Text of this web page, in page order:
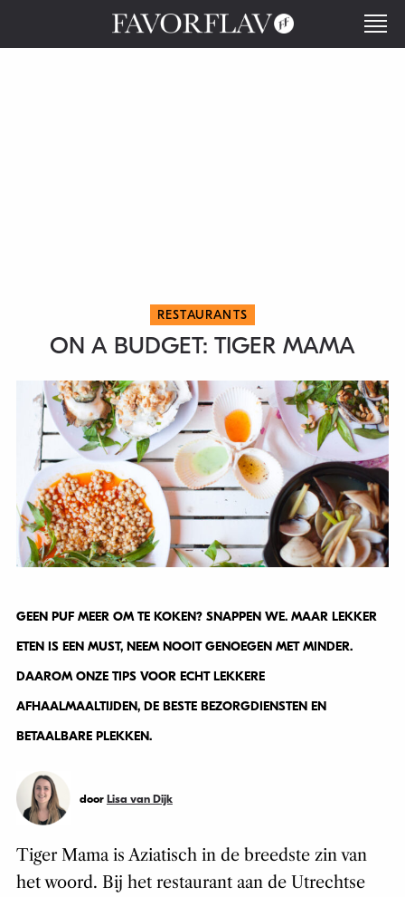
RESTAURANTS
ON A BUDGET: TIGER MAMA
GEEN PUF MEER OM TE KOKEN? SNAPPEN WE. MAAR LEKKER
ETEN IS EEN MUST, NEEM NOOIT GENOEGEN MET MINDER.
DAAROM ONZE TIPS VOOR ECHT LEKKERE
AFHAALMAALTIJDEN, DE BESTE BEZORGDIENSTEN EN
BETAALBARE PLEKKEN.
door Lisa van Dijk
Tiger Mama is Aziatisch in de breedste zin van
het woord. Bij het restaurant aan de Utrechtse